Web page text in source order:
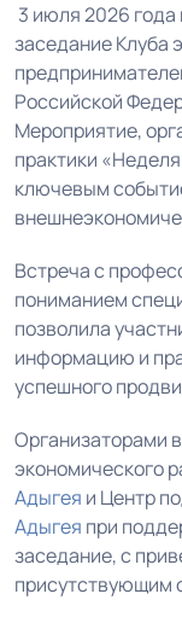
3 июля 2026
заседание Клуба
Российской
Мероприятие,
практики
ключевым
Встреча с
пониманием
позволила
информацию и
успешного
Организаторами
экономического
Адыгея и Центр
Адыгея при
заседание, с
присутствующим